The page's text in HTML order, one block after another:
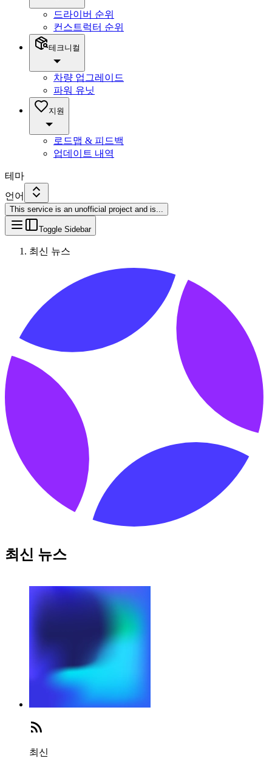
드라이버 순위
컨스트럭터 순위
테크니컬
차량 업그레이드
파워 유닛
지원
로드맵 & 피드백
업데이트 내역
테마
언어
This service is an unofficial project and is...
Toggle Sidebar
최신 뉴스
최신 뉴스
최신